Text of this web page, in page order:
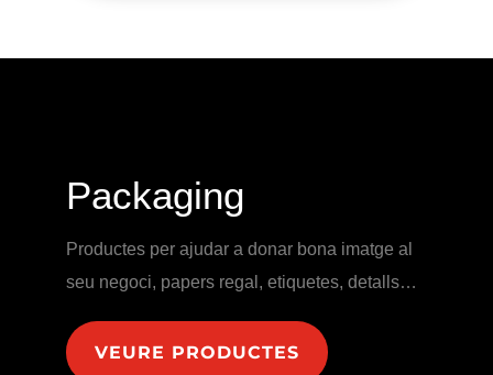
Packaging
Productes per ajudar a donar bona imatge al
seu negoci, papers regal, etiquetes, detalls…
VEURE PRODUCTES